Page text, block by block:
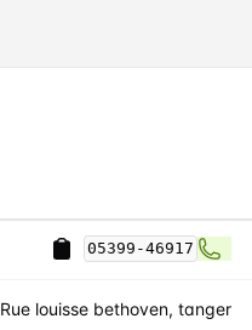
05399-46917
Rue louisse bethoven, tanger